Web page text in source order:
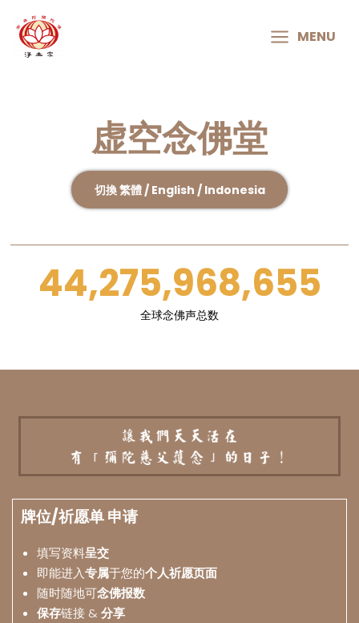
MENU
MENU
虚空念佛堂
切換 繁體 / English / Indonesia
全球念佛声总数
44,275,968,655
牌位/祈愿单 申请
填写资料呈交
即能进入专属于您的个人祈愿页面
随时随地可念佛报数
保存链接 & 分享